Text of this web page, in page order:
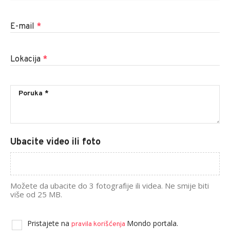
E-mail *
Lokacija *
Ubacite video ili foto
Možete da ubacite do 3 fotografije ili videa. Ne smije biti
više od 25 MB.
Pristajete na pravila korišćenja Mondo portala.